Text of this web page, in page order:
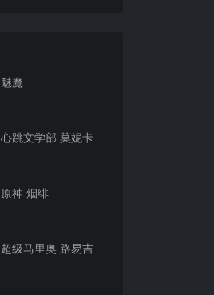
魅魔
心跳文学部 莫妮卡
原神 烟绯
超级马里奥 路易吉